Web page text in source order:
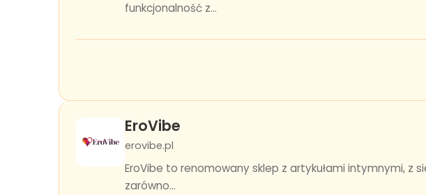
funkcjonalność z...
EroVibe
erovibe.pl
EroVibe to renomowany sklep z artykułami intymnymi, z
zarówno...